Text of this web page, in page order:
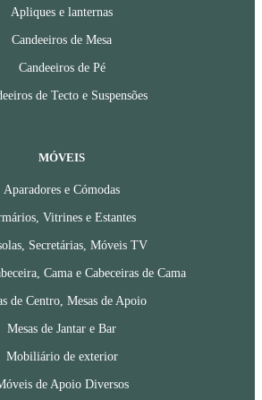
Apliques e lanternas
Candeeiros de Mesa
Candeeiros de Pé
de Tecto e Suspensões
MÓVEIS
Aparadores e Cómodas
Vitrines e Estantes
Secretárias, Móveis TV
Cama e Cabeceiras de Cama
de Centro, Mesas de Apoio
Mesas de Jantar e Bar
Mobiliário de exterior
de Apoio Diversos